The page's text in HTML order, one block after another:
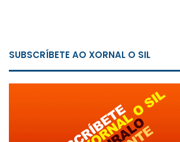
SUBSCRÍBETE AO XORNAL O SIL